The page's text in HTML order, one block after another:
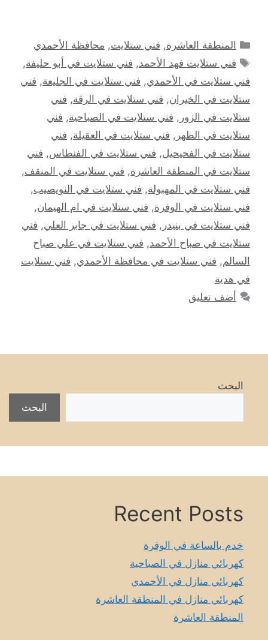
التصنيفات
المنطقة العاشرة, فني ستلايت, محافظة الأحمدي
الوسوم
فني ستلايت فهد الأحمد, فني ستلايت في أبو حليفة,
فني ستلايت في الأحمدي, فني ستلايت في الجليعة, فني
ستلايت في الخيران, فني ستلايت في الرقة, فني
ستلايت في الزور , فني ستلايت في الصباحية, فني
ستلايت في الظهر , فني ستلايت في العقيلة, فني
ستلايت في الفحيحيل, فني ستلايت في الفنطاس, فني
ستلايت في المنطقة العاشرة, فني ستلايت في المنقف,
فني ستلايت في المهبولة, فني ستلايت في النويصيب,
فني ستلايت في الوفرة, فني ستلايت في ام الهيمان,
فني ستلايت في بنيدر , فني ستلايت في جابر العلي, فني
ستلايت في صباح الأحمد, فني ستلايت في علي صباح
السالم, فني ستلايت في محافظة الأحمدي, فني ستلايت
في هدية
أضف تعليق
البحث
البحث
Recent Posts
خدم بالساعة في الوفرة
كهربائي منازل في الصباحية
كهربائي منازل في الأحمدي
كهربائي منازل في المنطقة العاشرة
المنطقة العاشرة